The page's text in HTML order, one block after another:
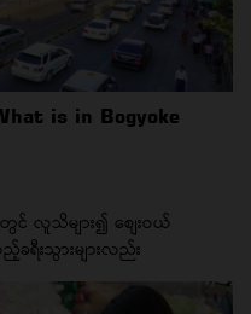
is in Bogyoke
လူသိများ၍ စျေးဝယ်
ခရီးသွားများလည်း